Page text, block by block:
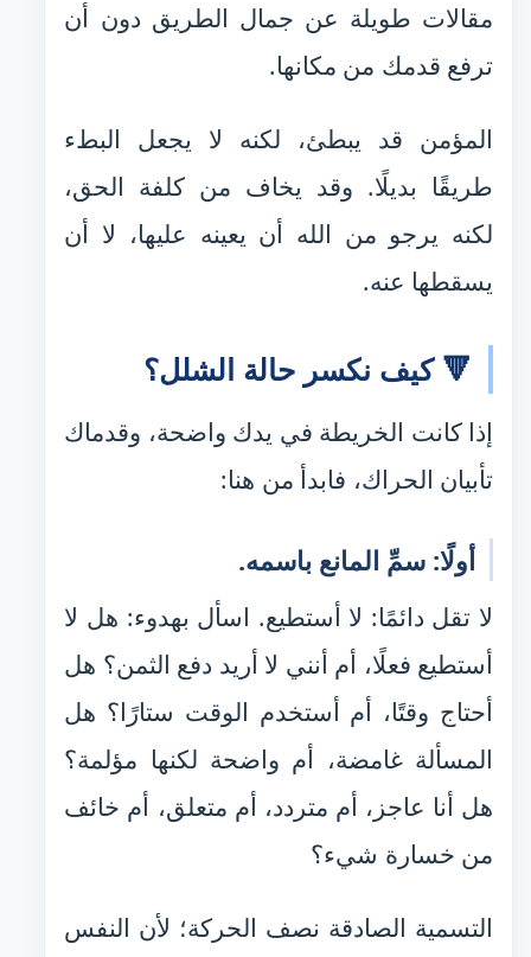
مقالات طويلة عن جمال الطريق دون أن
ترفع قدمك من مكانها.
المؤمن قد يبطئ، لكنه لا يجعل البطء
طريقًا بديلًا. وقد يخاف من كلفة الحق،
لكنه يرجو من الله أن يعينه عليها، لا أن
يسقطها عنه.
🔻 كيف نكسر حالة الشلل؟
إذا كانت الخريطة في يدك واضحة، وقدماك
تأبيان الحراك، فابدأ من هنا:
أولًا: سمِّ المانع باسمه.
لا تقل دائمًا: لا أستطيع. اسأل بهدوء: هل لا
أستطيع فعلًا، أم أنني لا أريد دفع الثمن؟ هل
أحتاج وقتًا، أم أستخدم الوقت ستارًا؟ هل
المسألة غامضة، أم واضحة لكنها مؤلمة؟
هل أنا عاجز، أم متردد، أم متعلق، أم خائف
من خسارة شيء؟
التسمية الصادقة نصف الحركة؛ لأن النفس